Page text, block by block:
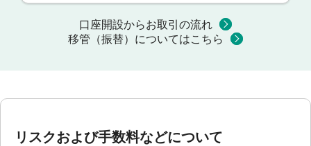
口座開設からお取引の流れ
移管（振替）についてはこちら
リスクおよび手数料などについて